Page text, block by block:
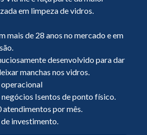
em limpeza de vidros.
mais de 28 anos no mercado e em
desenvolvido para dar
manchas nos vidros.
Isentos de ponto físico.
por mês.
investimento.